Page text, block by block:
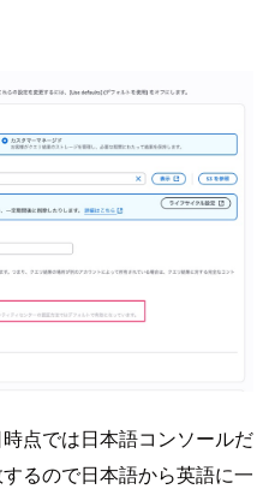
点では日本語コンソールだ
るので日本語から英語に一